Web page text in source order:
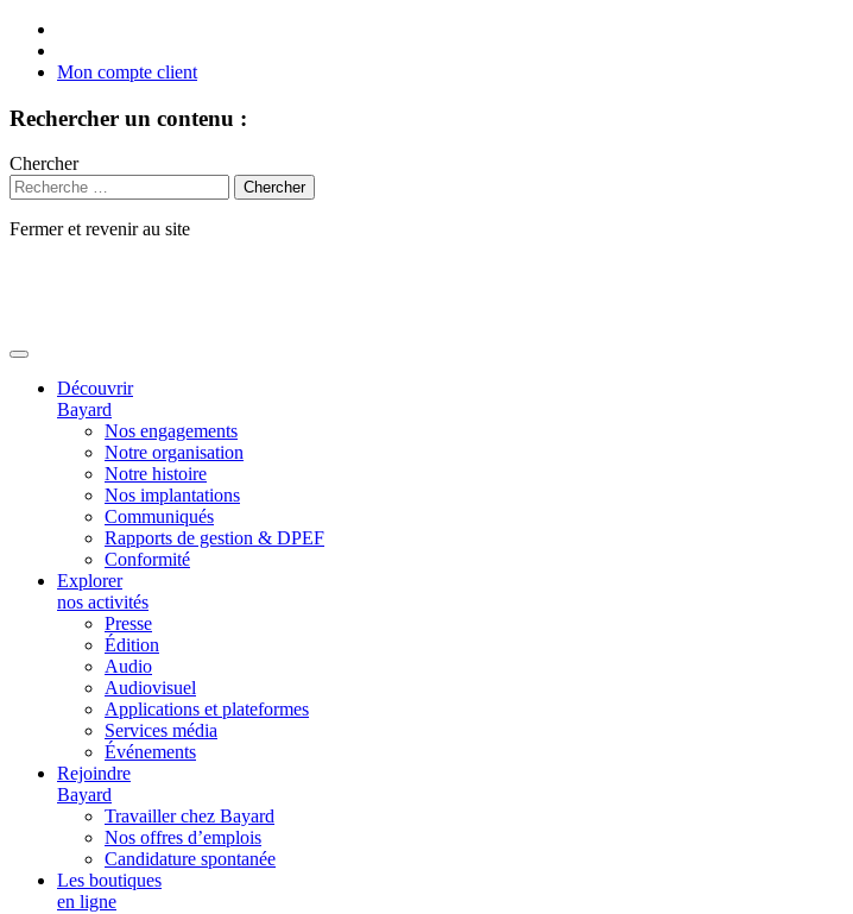
Mon compte client
Rechercher un contenu :
Chercher
Fermer et revenir au site
Découvrir
Bayard
Nos engagements
Notre organisation
Notre histoire
Nos implantations
Communiqués
Rapports de gestion & DPEF
Conformité
Explorer
nos activités
Presse
Édition
Audio
Audiovisuel
Applications et plateformes
Services média
Événements
Rejoindre
Bayard
Travailler chez Bayard
Nos offres d’emplois
Candidature spontanée
Les boutiques
en ligne